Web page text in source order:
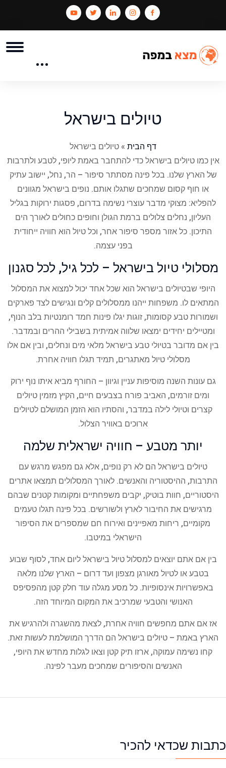
טיולים בישראל
דף הבית » טיולים בישראל
אין כמו טיולים בישראל כדי להתחבר באמת ליופי, לטבע ולתרבות
של הארץ שלנו. בכל פינה מסתתר סיפור – הר, נחל, יישוב עתיק
או חוף קסום שמחכים שתגלו אותם. נופים בישראל מגוונים
להפליא: מצוקי מדבר עוצרי נשימה בדרום, פסגות ירוקות בגליל
העליון, נחלים צלולים ברמת הגולן וחופים כחולים לאורך הים
התיכון. כל אזור מספר סיפור אחר, וכל טיול הוא חוויה ייחודית
בפני עצמה.
מסלולי טיול בישראל – לכל גיל, לכל סגנון
היופי שבטיולים בישראל הוא שכל אחד יכול למצוא את המסלול
המתאים לו. משפחות ייהנו ממסלולים קלים ונגישים לצד פארקים
ושמורות טבע קסומות, זוגות יגלו פינות חמד רומנטיות בלב הנוף,
ומטיילים יחידים ימצאו שלווה אמיתית בשבילי ההרים ובמדבר.
בין אם מדובר בטיולי טבע בישראל מלאי מים ונחלים, ובין אם אלו
מסלולי טיול מאתגרים, תמיד תגלו חוויה אחרת.
גם עונות השנה מוסיפות עניין וגיוון – החורף מביא איתו נוף ירוק
ומים זורמים, האביב פורח בצבעים חיים, הקיץ מזמין טיולים
קצרים וטיולי לילה במדבר, והסתיו הוא הזמן המושלם לטיולים
ארוכים באוויר הצלול.
יותר מטבע – חוויה ישראלית שלמה
טיולים בישראל הם לא רק נופים, אלא גם מפגש מרגש עם
התרבות, ההיסטוריה והאנשים. לאורך המסלולים תמצאו אתרים
היסטוריים, חוות בוטיק, יקבים משפחתיים ומקומות קטנים שבהם
מרגישים את החיבור לארץ ולשורשים. בכל פינה תגלו טעמים
מקומיים, ריחות מאפיינים ואירוח חם שמספרים את הסיפור
הישראלי במיטבו.
בין אם אתם יוצאים למסלול טיול בישראל ליום אחד, לסוף שבוע
בטבע או לטיול מאורגן מצפון ועד דרום – הארץ שלנו מלאה
באפשרויות אינסופיות. כל מסע מגלה עוד חלק קטן מהפסיפס
האנושי והטבעי שמרכיב את המקום המיוחד הזה.
אז אם אתם מחפשים חוויה אחרת, לצאת מהשגרה ולהרגיש את
הארץ באמת – טיולים בישראל הם הדרך המושלמת לעשות זאת.
קחו נשימה עמוקה, ארזו תיק קטן וצאו לגלות מחדש את היופי,
האנשים והסיפורים שמחכים מעבר לפינה.
כתבות שכדאי להכיר